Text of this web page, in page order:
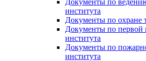
Документы по
института
Документы по охране
Документы по
института
Документы по
института